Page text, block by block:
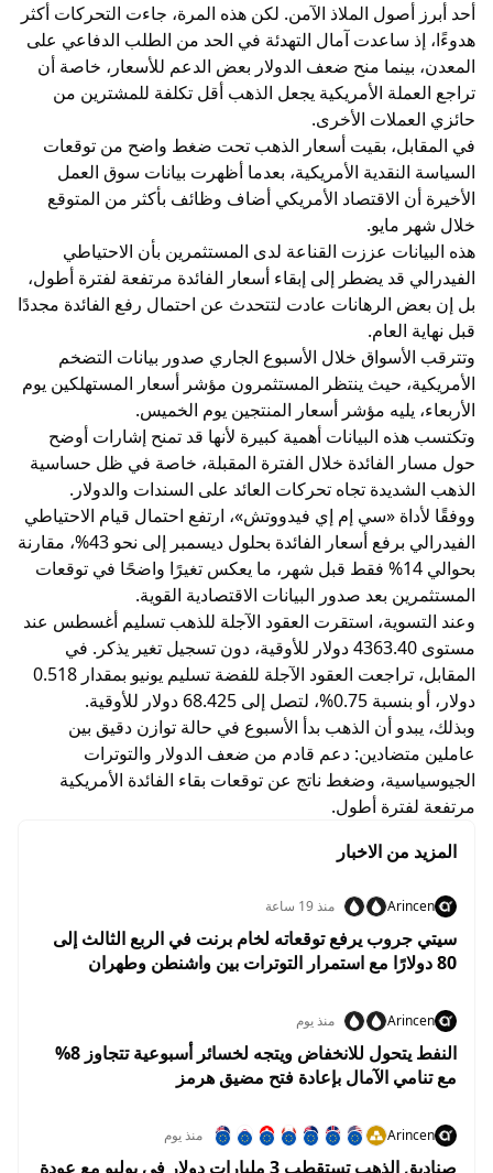
أحد أبرز أصول الملاذ الآمن. لكن هذه المرة، جاءت التحركات أكثر
هدوءًا، إذ ساعدت آمال التهدئة في الحد من الطلب الدفاعي على
المعدن، بينما منح ضعف الدولار بعض الدعم للأسعار، خاصة أن
تراجع العملة الأمريكية يجعل الذهب أقل تكلفة للمشترين من
حائزي العملات الأخرى.
في المقابل، بقيت أسعار الذهب تحت ضغط واضح من توقعات
السياسة النقدية الأمريكية، بعدما أظهرت بيانات سوق العمل
الأخيرة أن الاقتصاد الأمريكي أضاف وظائف بأكثر من المتوقع
خلال شهر مايو.
هذه البيانات عززت القناعة لدى المستثمرين بأن الاحتياطي
الفيدرالي قد يضطر إلى إبقاء أسعار الفائدة مرتفعة لفترة أطول،
بل إن بعض الرهانات عادت لتتحدث عن احتمال رفع الفائدة مجددًا
قبل نهاية العام.
وتترقب الأسواق خلال الأسبوع الجاري صدور بيانات التضخم
الأمريكية، حيث ينتظر المستثمرون مؤشر أسعار المستهلكين يوم
الأربعاء، يليه مؤشر أسعار المنتجين يوم الخميس.
وتكتسب هذه البيانات أهمية كبيرة لأنها قد تمنح إشارات أوضح
حول مسار الفائدة خلال الفترة المقبلة، خاصة في ظل حساسية
الذهب الشديدة تجاه تحركات العائد على السندات والدولار.
ووفقًا لأداة «سي إم إي فيدووتش»، ارتفع احتمال قيام الاحتياطي
الفيدرالي برفع أسعار الفائدة بحلول ديسمبر إلى نحو 43%، مقارنة
بحوالي 14% فقط قبل شهر، ما يعكس تغيرًا واضحًا في توقعات
المستثمرين بعد صدور البيانات الاقتصادية القوية.
وعند التسوية، استقرت العقود الآجلة للذهب تسليم أغسطس عند
مستوى 4363.40 دولار للأوقية، دون تسجيل تغير يذكر. في
المقابل، تراجعت العقود الآجلة للفضة تسليم يونيو بمقدار 0.518
دولار، أو بنسبة 0.75%، لتصل إلى 68.425 دولار للأوقية.
وبذلك، يبدو أن الذهب بدأ الأسبوع في حالة توازن دقيق بين
عاملين متضادين: دعم قادم من ضعف الدولار والتوترات
الجيوسياسية، وضغط ناتج عن توقعات بقاء الفائدة الأمريكية
مرتفعة لفترة أطول.
المزيد من الاخبار
Arincen منذ 19 ساعة
سيتي جروب يرفع توقعاته لخام برنت في الربع الثالث إلى
80 دولارًا مع استمرار التوترات بين واشنطن وطهران
Arincen منذ يوم
النفط يتحول للانخفاض ويتجه لخسائر أسبوعية تتجاوز 8%
مع تنامي الآمال بإعادة فتح مضيق هرمز
Arincen منذ يوم
صناديق الذهب تستقطب 3 مليارات دولار في يوليو مع عودة